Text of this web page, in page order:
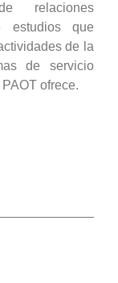
relaciones
estudios que
de la
de servicio
ofrece.